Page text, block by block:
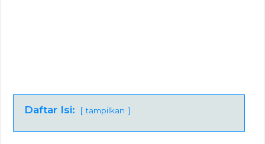
Daftar Isi: tampilkan